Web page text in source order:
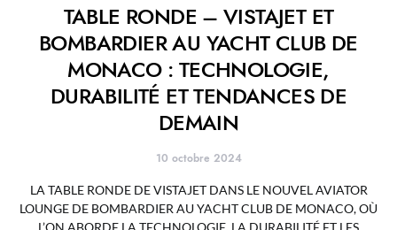
TABLE RONDE – VISTAJET ET
BOMBARDIER AU YACHT CLUB DE
MONACO : TECHNOLOGIE,
DURABILITÉ ET TENDANCES DE
DEMAIN
10 octobre 2024
LA TABLE RONDE DE VISTAJET DANS LE NOUVEL AVIATOR
LOUNGE DE BOMBARDIER AU YACHT CLUB DE MONACO, OÙ
L’ON ABORDE LA TECHNOLOGIE, LA DURABILITÉ ET LES